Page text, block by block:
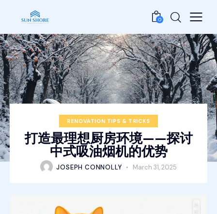
0
RENOVATION TIPS & TRICKS
打造最理想厨房环境——探讨
中式吸油烟机的优势
JOSEPH CONNOLLY March 31, 2025